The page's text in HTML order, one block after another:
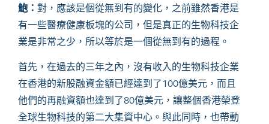
鮑： 對，應該是個從無到有的變化，之前雖然香港是
有一些醫療健康板塊的公司，但是真正的生物科技企
業是非常之少，所以等於是一個從無到有的過程。
首先，在過去的三年之內，沒有收入的生物科技企業
在香港的新股融資金額已經達到了100億美元，而且
他們的再融資額也達到了80億美元，讓整個香港榮登
全球生物科技的第二大集資中心。與此同時，也帶動